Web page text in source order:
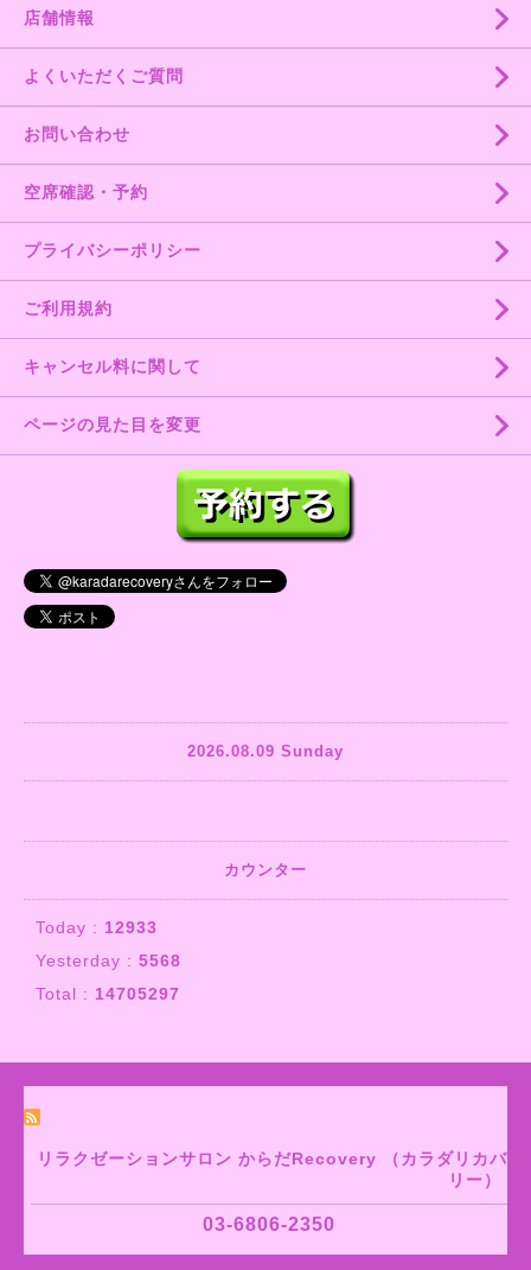
店舗情報
よくいただくご質問
お問い合わせ
空席確認・予約
プライバシーポリシー
ご利用規約
キャンセル料に関して
ページの見た目を変更
2026.08.09 Sunday
カウンター
Today : 12933
Yesterday : 5568
Total : 14705297
リラクゼーションサロン からだRecovery （カラダリカバ
リー）
03-6806-2350